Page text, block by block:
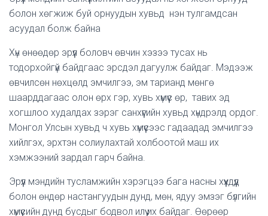
болон хөгжиж буй орнуудын хувьд нэн тулгамдсан
асуудал болж байна
Хүн өнөөдөр эрүүл боловч өвчин хэзээ тусах нь
тодорхойгүй байдгаас эрсдэл дагуулж байдаг. Мэдээж
өвчилсөн нөхцөлд эмчилгээ, эм тарианд мөнгө
шаарддагаас олон өрх гэр, хувь хүмүүс өр, тавих эд
хогшлоо худалдах зэрэг санхүүгийн хувьд хүндрэлд ордог.
Монгол Улсын хувьд ч хувь хүмүүсээс гадаадад эмчилгээ
хийлгэх, эрхтэн солиулахтай холбоотой маш их
хэмжээний зардал гарч байна.
Эрүүл мэндийн тусламжийн хэрэгцээ бага насны хүүхдүүд
болон өндөр настангуудын дунд, мөн, ядуу эмзэг бүлгийн
хүмүүсийн дунд бусдыг бодвол илүү их байдаг. Өөрөөр